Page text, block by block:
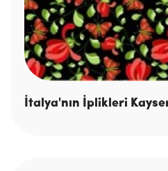
İtalya'nın İplikleri